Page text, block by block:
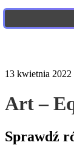
13 kwietnia 2022
Art –
Sprawdź